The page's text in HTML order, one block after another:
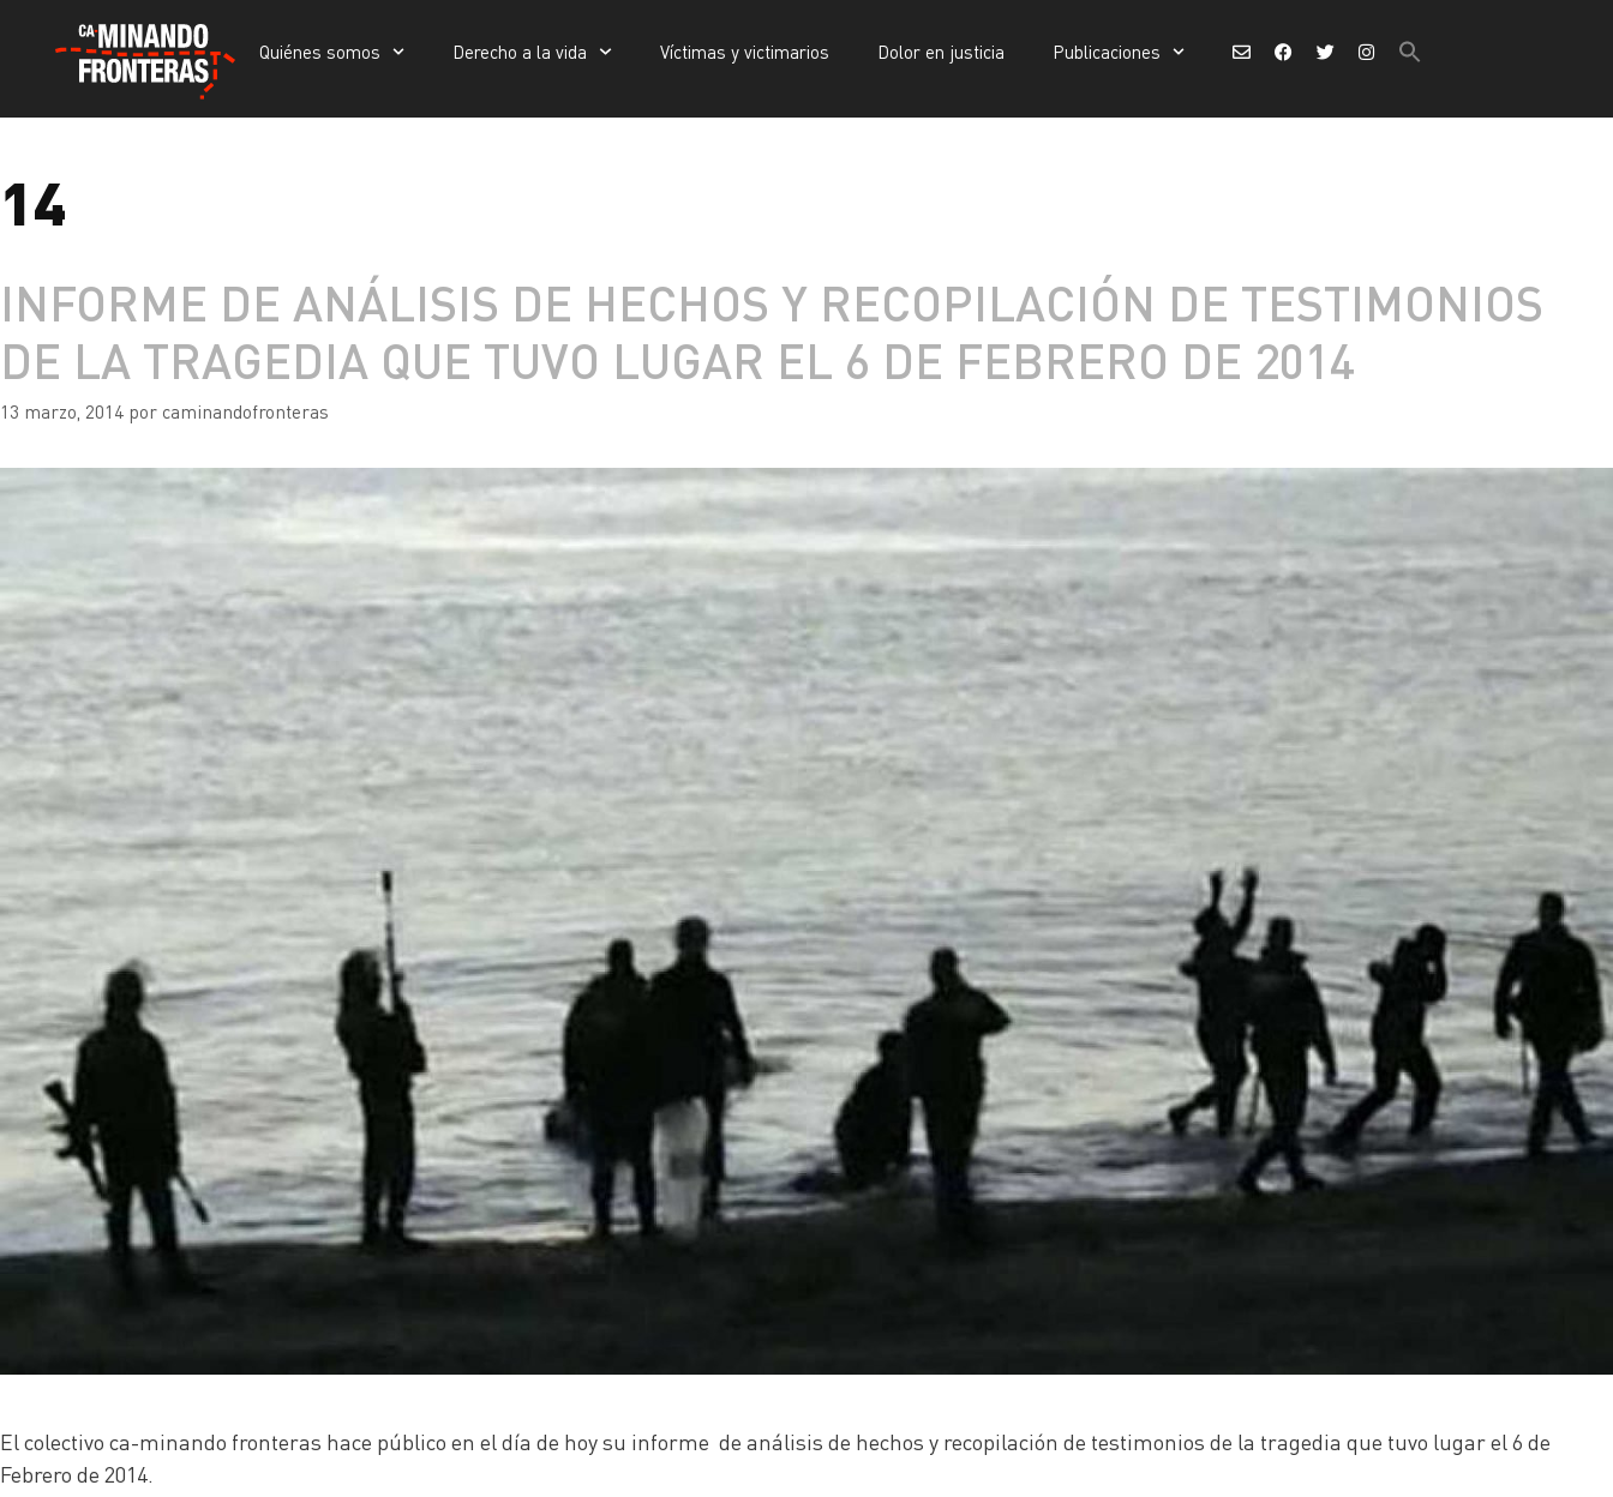
Quiénes somos Derecho a la vida Víctimas y victimarios Dolor en justicia Publicaciones
Quiénes somos
Botón de búsqueda
14
INFORME DE ANÁLISIS DE HECHOS Y RECOPILACIÓN DE TESTIMONIOS
DE LA TRAGEDIA QUE TUVO LUGAR EL 6 DE FEBRERO DE 2014
13 marzo, 2014 por caminandofronteras
El colectivo ca-minando fronteras hace público en el día de hoy su informe de análisis de hechos y recopilación de testimonios de la tragedia que tuvo lugar el 6 de
Febrero de 2014.